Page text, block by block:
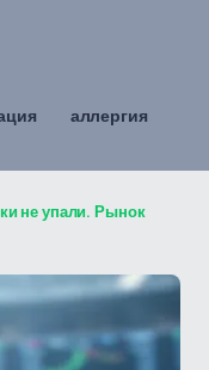
аллергия
не упали. Рынок